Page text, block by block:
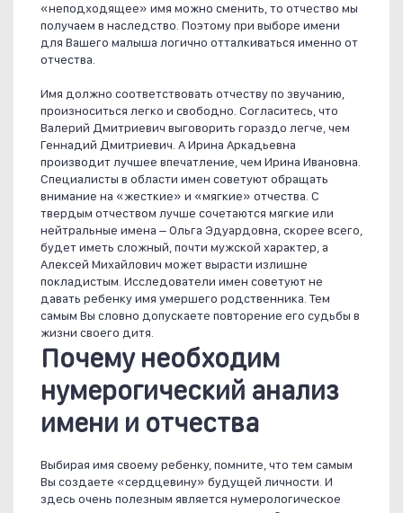
«неподходящее» имя можно сменить, то отчество мы
получаем в наследство. Поэтому при выборе имени
для Вашего малыша логично отталкиваться именно от
отчества.
Имя должно соответствовать отчеству по звучанию,
произноситься легко и свободно. Согласитесь, что
Валерий Дмитриевич выговорить гораздо легче, чем
Геннадий Дмитриевич. А Ирина Аркадьевна
производит лучшее впечатление, чем Ирина Ивановна.
Специалисты в области имен советуют обращать
внимание на «жесткие» и «мягкие» отчества. С
твердым отчеством лучше сочетаются мягкие или
нейтральные имена – Ольга Эдуардовна, скорее всего,
будет иметь сложный, почти мужской характер, а
Алексей Михайлович может вырасти излишне
покладистым. Исследователи имен советуют не
давать ребенку имя умершего родственника. Тем
самым Вы словно допускаете повторение его судьбы в
жизни своего дитя.
Почему необходим
нумерогический анализ
имени и отчества
Выбирая имя своему ребенку, помните, что тем самым
Вы создаете «сердцевину» будущей личности. И
здесь очень полезным является нумерологическое